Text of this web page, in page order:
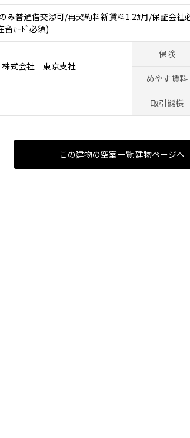
普通借交渉可/再契約料新賃料1.2ｶ月/保証会社
ｶｰﾄﾞ必須)
株式会社 東京支社
保険
めやす賃料
取引態様
この建物の空室一覧 建物ページヘ